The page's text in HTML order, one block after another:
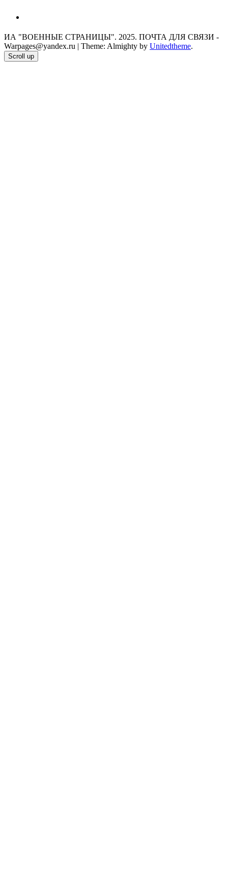
ИА "ВОЕННЫЕ СТРАНИЦЫ". 2025. ПОЧТА ДЛЯ СВЯЗИ -
Warpages@yandex.ru | Theme: Almighty by Unitedtheme.
Scroll up